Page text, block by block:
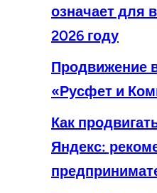
означает для
2026 году
Продвижение
«Русфет и
Как
Яндекс: